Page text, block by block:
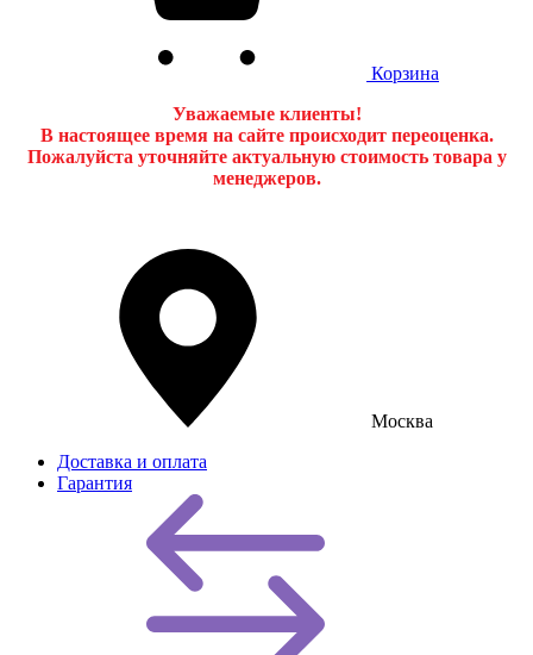
Корзина
Уважаемые клиенты!
В настоящее время на сайте происходит переоценка.
Пожалуйста уточняйте актуальную стоимость товара у
менеджеров.
Москва
Доставка и оплата
Гарантия